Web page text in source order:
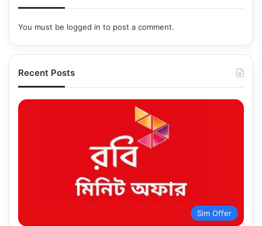
You must be logged in to post a comment.
Recent Posts
Sim Offer